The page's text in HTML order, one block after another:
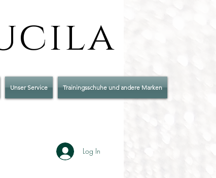
Log In
Unser Service Trainingsschuhe und andere Marken